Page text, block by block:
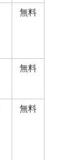
無料
無料
無料